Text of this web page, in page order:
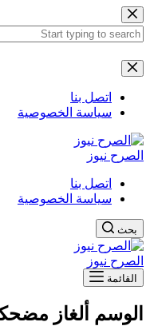
التجاوز
إلى
المحتوى
لا
نتائج
اتصل بنا
سياسة الخصوصية
الصرح نيوز
اتصل بنا
سياسة الخصوصية
بحث
الصرح نيوز
القائمة
الوسم ألغاز